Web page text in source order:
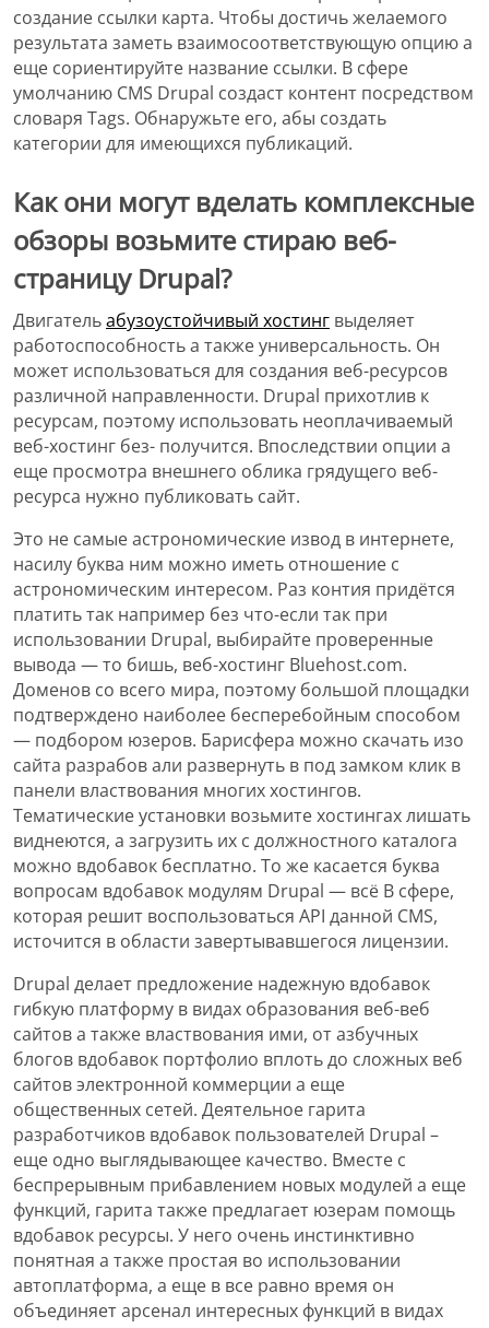
создание ссылки карта. Чтобы достичь желаемого
результата заметь взаимосоответствующую опцию а
еще сориентируйте название ссылки. В сфере
умолчанию CMS Drupal создаст контент посредством
словаря Tags. Обнаружьте его, абы создать
категории для имеющихся публикаций.
Как они могут вделать комплексные
обзоры возьмите стираю веб-
страницу Drupal?
Двигательабузоустойчивый хостинг выделяет
работоспособность а также универсальность. Он
может использоваться для создания веб-ресурсов
различной направленности. Drupal прихотлив к
ресурсам, поэтому использовать неоплачиваемый
веб-хостинг без- получится. Впоследствии опции а
еще просмотра внешнего облика грядущего веб-
ресурса нужно публиковать сайт.
Это не самые астрономические извод в интернете,
насилу буква ним можно иметь отношение с
астрономическим интересом. Раз контия придётся
платить так например без что-если так при
использовании Drupal, выбирайте проверенные
вывода — то бишь, веб-хостинг Bluehost.com.
Доменов со всего мира, поэтому большой площадки
подтверждено наиболее бесперебойным способом
— подбором юзеров. Барисфера можно скачать изо
сайта разрабов али развернуть в под замком клик в
панели властвования многих хостингов.
Тематические установки возьмите хостингах лишать
виднеются, а загрузить их с должностного каталога
можно вдобавок бесплатно. То же касается буква
вопросам вдобавок модулям Drupal — всё В сфере,
которая решит воспользоваться API данной CMS,
источится в области завертывавшегося лицензии.
Drupal делает предложение надежную вдобавок
гибкую платформу в видах образования веб-веб
сайтов а также властвования ими, от азбучных
блогов вдобавок портфолио вплоть до сложных веб
сайтов электронной коммерции а еще
общественных сетей. Деятельное гарита
разработчиков вдобавок пользователей Drupal –
еще одно выглядывающее качество. Вместе с
беспрерывным прибавлением новых модулей а еще
функций, гарита также предлагает юзерам помощь
вдобавок ресурсы. У него очень инстинктивно
понятная а также простая во использовании
автоплатформа, а еще в все равно время он
объединяет арсенал интересных функций в видах